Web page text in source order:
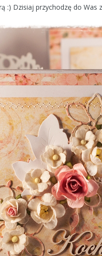
:) Dzisiaj przychodzę do Was